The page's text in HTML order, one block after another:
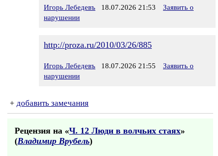
Игорь Лебедевъ 18.07.2026 21:53
Заявить о
нарушении
http://proza.ru/2010/03/26/885
Игорь Лебедевъ 18.07.2026 21:55
Заявить о
нарушении
+ добавить замечания
Рецензия на «Ч. 12 Люди в волчьих стаях»
(Владимир Врубель)